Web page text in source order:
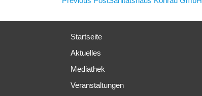
Startseite
Aktuelles
Mediathek
Veranstaltungen